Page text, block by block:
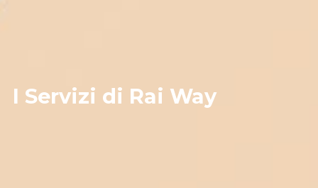
I Servizi di Rai Way